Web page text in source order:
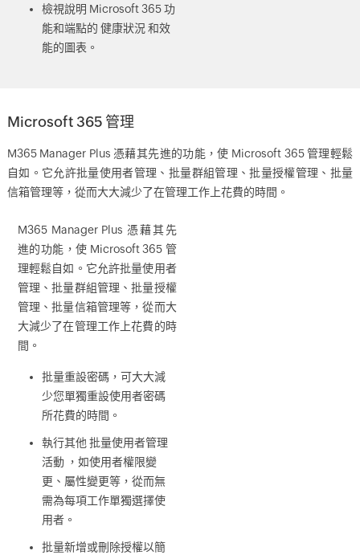
檢視說明 Microsoft 365 功
能和端點的 健康狀況 和效
能的圖表。
Microsoft 365 管理
M365 Manager Plus 憑藉其先進的功能，使 Microsoft 365 管理輕鬆
自如。它允許批量使用者管理、批量群組管理、批量授權管理、批量
信箱管理等，從而大大減少了在管理工作上花費的時間。
M365 Manager Plus 憑藉其先
進的功能，使 Microsoft 365 管
理輕鬆自如。它允許批量使用者
管理、批量群組管理、批量授權
管理、批量信箱管理等，從而大
大減少了在管理工作上花費的時
間。
批量重設密碼，可大大減
少您單獨重設使用者密碼
所花費的時間。
執行其他 批量使用者管理
活動 ，如使用者權限變
更、屬性變更等，從而無
需為每項工作單獨選擇使
用者。
批量新增或刪除授權以簡